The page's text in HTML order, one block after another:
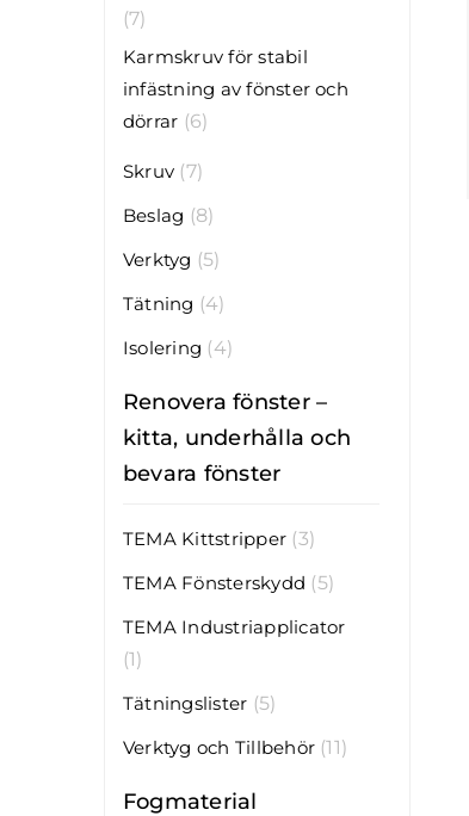
(7)
Karmskruv för stabil
infästning av fönster och
dörrar (6)
Skruv (7)
Beslag (8)
Verktyg (5)
Tätning (4)
Isolering (4)
Renovera fönster –
kitta, underhålla och
bevara fönster
TEMA Kittstripper (3)
TEMA Fönsterskydd (5)
TEMA Industriapplicator
(1)
Tätningslister (5)
Verktyg och Tillbehör (11)
Fogmaterial